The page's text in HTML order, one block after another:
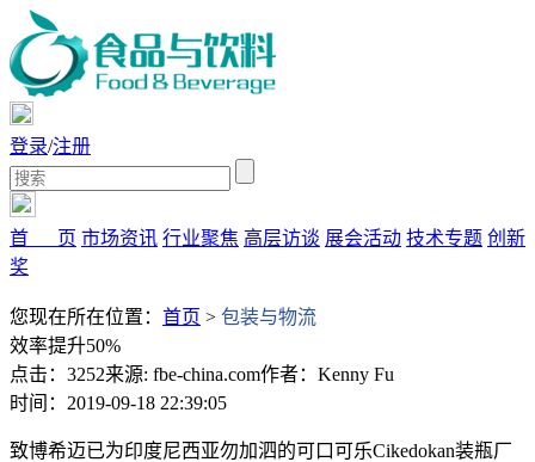
登录/注册
首 页 市场资讯 行业聚焦 高层访谈 展会活动 技术专题 创新
奖
您现在所在位置： 首页 > 包装与物流
效率提升50%
点击：3252来源: fbe-china.com作者：Kenny Fu
时间：2019-09-18 22:39:05
致博希迈已为印度尼西亚勿加泗的可口可乐Cikedokan装瓶厂